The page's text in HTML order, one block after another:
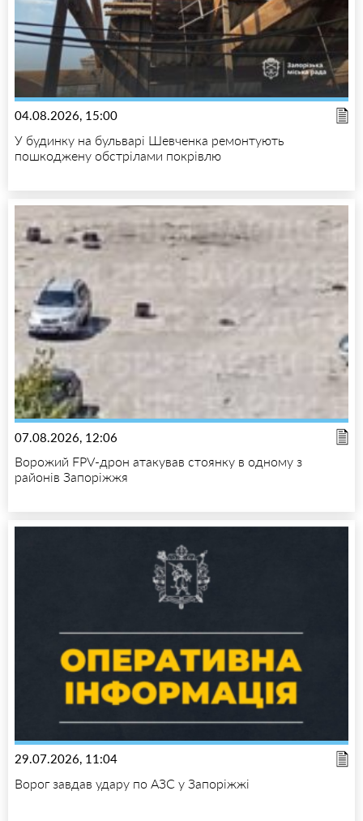
04.08.2026, 15:00
У будинку на бульварі Шевченка ремонтують
пошкоджену обстрілами покрівлю
07.08.2026, 12:06
Ворожий FPV-дрон атакував стоянку в одному з
районів Запоріжжя
29.07.2026, 11:04
Ворог завдав удару по АЗС у Запоріжжі